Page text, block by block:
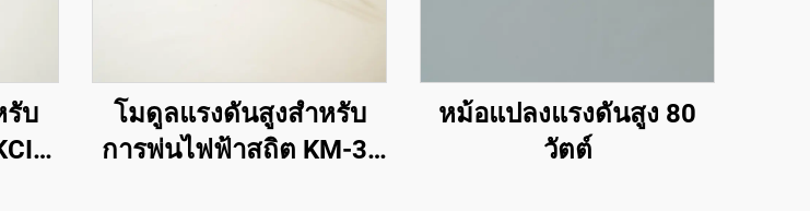
รับ
โมดูลแรงดันสูงสำหรับ
การพ่นไฟฟ้าสถิต KM-3-
หม้อแปลงแรงดันสูง 80
วัตต์